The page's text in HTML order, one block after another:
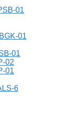
01
01
01
02
01
6